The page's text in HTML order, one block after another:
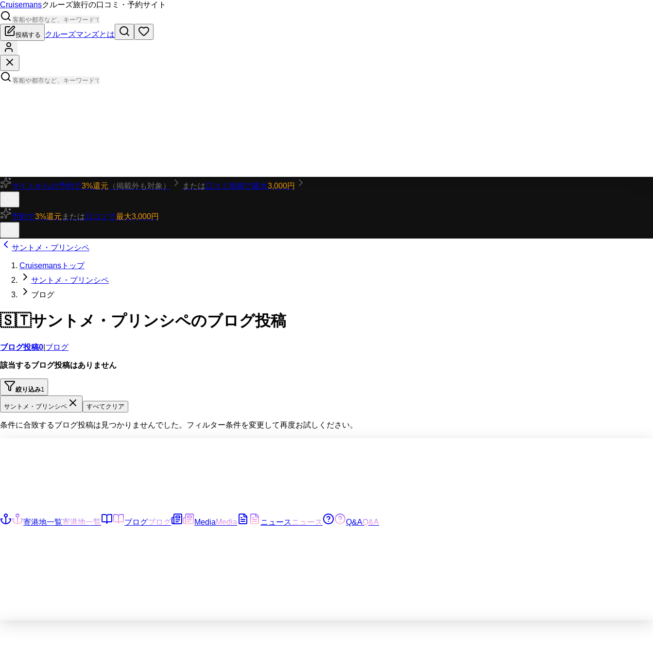
Cruisemansクルーズ旅行の口コミ・予約サイト
投稿する クルーズマンズとは
サイトからの予約で3%還元 （掲載外も対象） または口コミ投稿で最大3,000円
予約で3%還元 または口コミで最大3,000円
サントメ・プリンシペ
Cruisemansトップ
サントメ・プリンシペ
ブログ
🇸🇹サントメ・プリンシペのブログ投稿
ブログ投稿0 ブログ
該当するブログ投稿はありません
絞り込み1
サントメ・プリンシペ すべてクリア
条件に合致するブログ投稿は見つかりませんでした。フィルター条件を変更して再度お試しください。
寄港地一覧寄港地一覧 ブログブログ MediaMedia ニュース ニュース Q&AQ&A